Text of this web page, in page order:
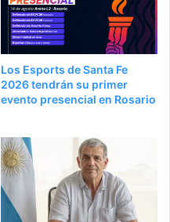
Los Esports de Santa Fe
2026 tendrán su primer
evento presencial en Rosario